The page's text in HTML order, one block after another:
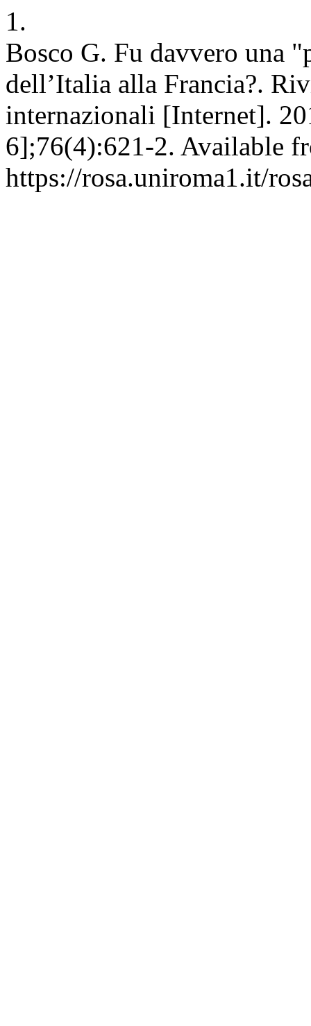
1.
Bosco G. Fu davvero una
dell’Italia alla Francia?.
internazionali [Internet].
6];76(4):621-2. Available
https://rosa.uniroma1.it/